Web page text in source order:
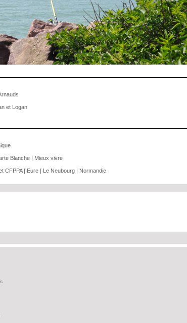
et Logan
Blanche | Mieux vivre
CFPPA| Eure | Le Neubourg | Normandie